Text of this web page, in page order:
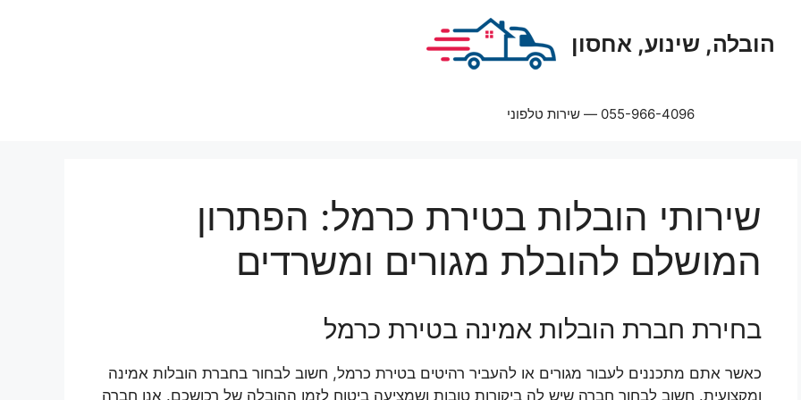
הובלה, שינוע, אחסון
055-966-4096 — שירות טלפוני
שירותי הובלות בטירת כרמל: הפתרון
המושלם להובלת מגורים ומשרדים
בחירת חברת הובלות אמינה בטירת כרמל
כאשר אתם מתכננים לעבור מגורים או להעביר רהיטים בטירת כרמל, חשוב לבחור בחברת הובלות אמינה
ומקצועית. חשוב לבחור חברה שיש לה ביקורות טובות ושמציעה ביטוח לזמן ההובלה של רכושכם. אנו חברה